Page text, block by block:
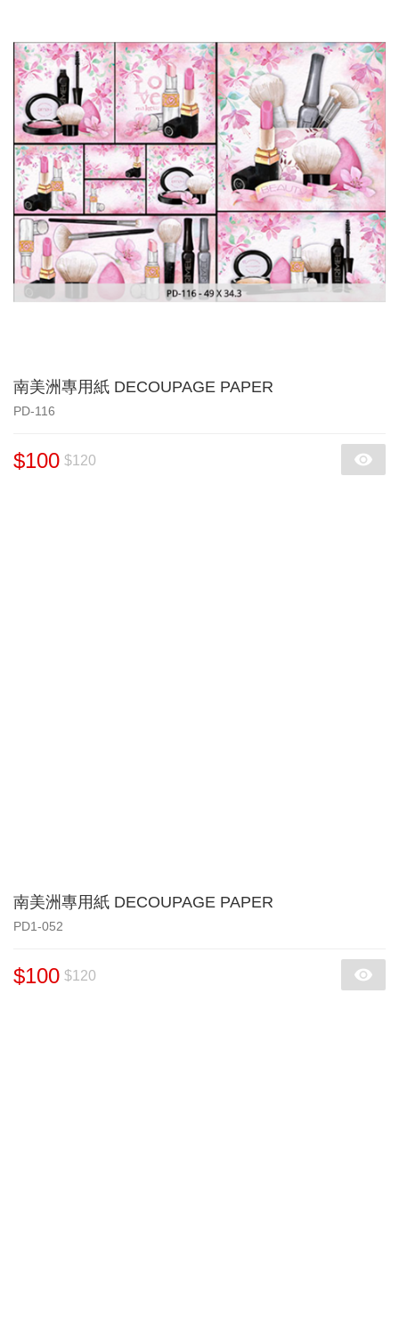
南美洲專用紙 DECOUPAGE PAPER
PD-116
$100 $120
南美洲專用紙 DECOUPAGE PAPER
PD1-052
$100 $120